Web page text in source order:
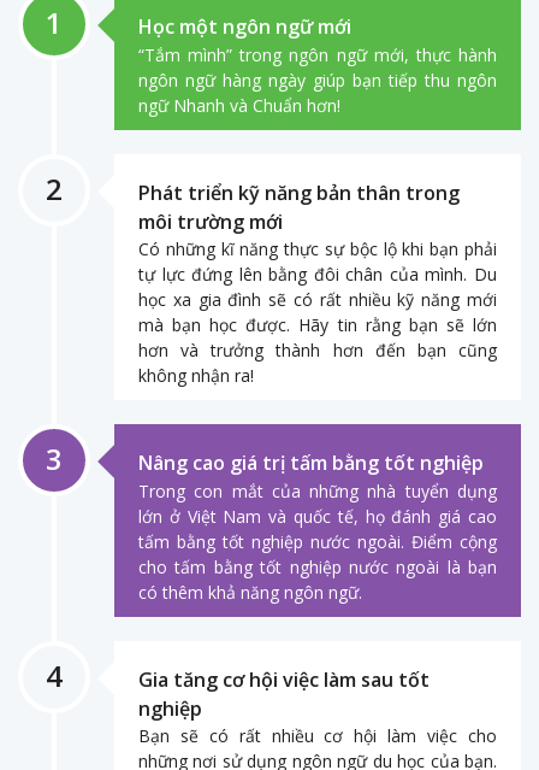
1 Học một ngôn ngữ mới
“Tắm mình” trong ngôn ngữ mới, thực hành
ngôn ngữ hàng ngày giúp bạn tiếp thu ngôn
ngữ Nhanh và Chuẩn hơn!
2
Phát triển kỹ năng bản thân trong
môi trường mới
Có những kĩ năng thực sự bộc lộ khi bạn phải
tự lực đứng lên bằng đôi chân của mình. Du
học xa gia đình sẽ có rất nhiều kỹ năng mới
mà bạn học được. Hãy tin rằng bạn sẽ lớn
hơn và trưởng thành hơn đến bạn cũng
không nhận ra!
3 Nâng cao giá trị tấm bằng tốt nghiệp
Trong con mắt của những nhà tuyển dụng
lớn ở Việt Nam và quốc tế, họ đánh giá cao
tấm bằng tốt nghiệp nước ngoài. Điểm cộng
cho tấm bằng tốt nghiệp nước ngoài là bạn
có thêm khả năng ngôn ngữ.
4
Gia tăng cơ hội việc làm sau tốt
nghiệp
Bạn sẽ có rất nhiều cơ hội làm việc cho
những nơi sử dụng ngôn ngữ du học của bạn.